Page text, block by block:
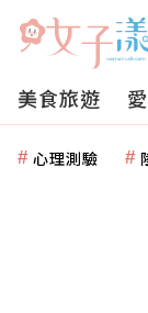
美食旅遊
心理測驗